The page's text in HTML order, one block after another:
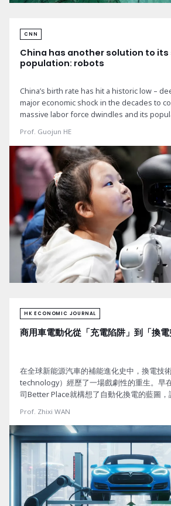
CNN
China has another solution to its
population: robots
China’s birth rate has hit a historic low –
major economic shock in the decades to
massive labor force dwindles and its
authorities to spur procreation – from cash
breaks to new rules making marriage
to stop the downward slide, data released
But the country is also eyeing another
automation.
Prof. Guojun HE
HK ECONOMIC JOURNAL
商用車電動化從「充電陷阱」到「換
在全球新能源汽車的補能進化史中，換電技
technology）經歷了一場戲劇性的重生。早
司Better Place就構想了自動化換電的藍圖
Prof. Zhixi WAN